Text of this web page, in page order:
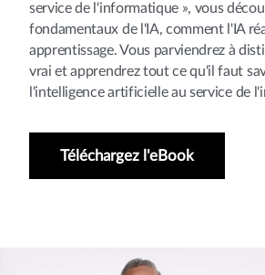
service de l'informatique », vous
fondamentaux de l'IA, comment l'IA
apprentissage. Vous parviendrez à
vrai et apprendrez tout ce qu'il faut
l'intelligence artificielle au service de
Téléchargez l'eBook